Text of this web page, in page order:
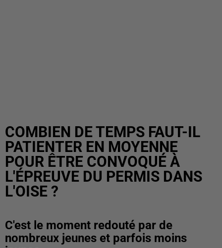
COMBIEN DE TEMPS FAUT-IL
PATIENTER EN MOYENNE
POUR ÊTRE CONVOQUÉ À
L'ÉPREUVE DU PERMIS DANS
L'OISE ?
C'est le moment redouté par de
nombreux jeunes et parfois moins